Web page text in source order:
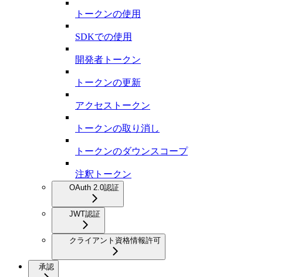
トークンの使用
SDKでの使用
開発者トークン
トークンの更新
アクセストークン
トークンの取り消し
トークンのダウンスコープ
注釈トークン
OAuth 2.0認証
JWT認証
クライアント資格情報許可
承認